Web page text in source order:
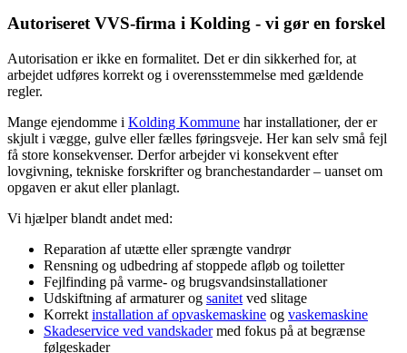
Autoriseret VVS-firma i Kolding - vi gør en forskel
Autorisation er ikke en formalitet. Det er din sikkerhed for, at
arbejdet udføres korrekt og i overensstemmelse med gældende
regler.
Mange ejendomme i Kolding Kommune har installationer, der er
skjult i vægge, gulve eller fælles føringsveje. Her kan selv små fejl
få store konsekvenser. Derfor arbejder vi konsekvent efter
lovgivning, tekniske forskrifter og branchestandarder – uanset om
opgaven er akut eller planlagt.
Vi hjælper blandt andet med:
Reparation af utætte eller sprængte vandrør
Rensning og udbedring af stoppede afløb og toiletter
Fejlfinding på varme- og brugsvandsinstallationer
Udskiftning af armaturer og sanitet ved slitage
Korrekt installation af opvaskemaskine og vaskemaskine
Skadeservice ved vandskadermed fokus på at begrænse
følgeskader